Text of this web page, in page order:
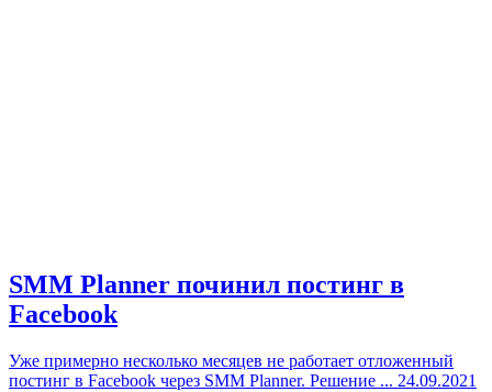
SMM Planner починил постинг в
Facebook
Уже примерно несколько месяцев не работает отложенный
постинг в Facebook через SMM Planner. Решение ... 24.09.2021